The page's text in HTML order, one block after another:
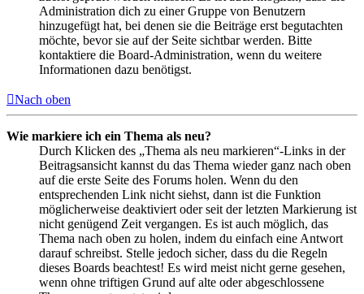
Administration dich zu einer Gruppe von Benutzern
hinzugefügt hat, bei denen sie die Beiträge erst begutachten
möchte, bevor sie auf der Seite sichtbar werden. Bitte
kontaktiere die Board-Administration, wenn du weitere
Informationen dazu benötigst.
Nach oben
Wie markiere ich ein Thema als neu?
Durch Klicken des „Thema als neu markieren“-Links in der
Beitragsansicht kannst du das Thema wieder ganz nach oben
auf die erste Seite des Forums holen. Wenn du den
entsprechenden Link nicht siehst, dann ist die Funktion
möglicherweise deaktiviert oder seit der letzten Markierung ist
nicht genügend Zeit vergangen. Es ist auch möglich, das
Thema nach oben zu holen, indem du einfach eine Antwort
darauf schreibst. Stelle jedoch sicher, dass du die Regeln
dieses Boards beachtest! Es wird meist nicht gerne gesehen,
wenn ohne triftigen Grund auf alte oder abgeschlossene